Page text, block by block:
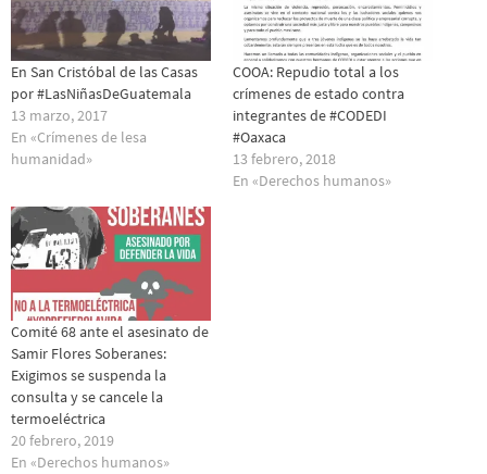
En San Cristóbal de las Casas
por #LasNiñasDeGuatemala
13 marzo, 2017
En «Crímenes de lesa
humanidad»
COOA: Repudio total a los
crímenes de estado contra
integrantes de #CODEDI
#Oaxaca
13 febrero, 2018
En «Derechos humanos»
Comité 68 ante el asesinato de
Samir Flores Soberanes:
Exigimos se suspenda la
consulta y se cancele la
termoeléctrica
20 febrero, 2019
En «Derechos humanos»